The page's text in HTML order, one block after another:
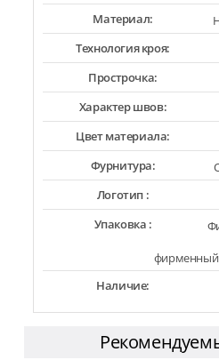
Материал:
Технология кроя:
Прострочка:
Характер швов:
Цвет материала:
Фурнитура:
Логотип :
Упаковка :
фирменный
Наличие: